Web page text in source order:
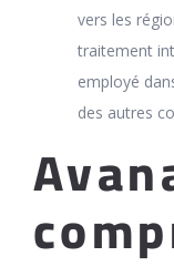
vers les
traitement
employé
des autres